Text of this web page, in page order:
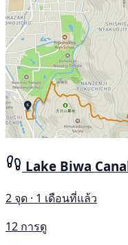
Lake Biwa
2 จุด · 1 เดือนที่แล้ว
12 การดู